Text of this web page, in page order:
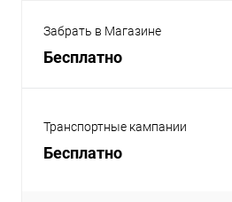
Забрать в Магазине
Бесплатно
Транспортные кампании
Бесплатно